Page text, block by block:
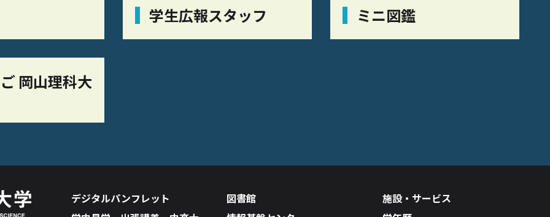
学生広報スタッフ ミニ図鑑
岡山理科大
デジタルパンフレット
図書館
施設・サービス